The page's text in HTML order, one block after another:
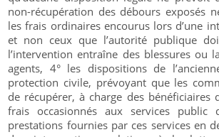
non-récupération des débours exposés
les frais ordinaires encourus lors d’une
et non ceux que l’autorité publique
l’intervention entraîne des blessures ou
agents, 4° les dispositions de
protection civile, prévoyant que les
de récupérer, à charge des bénéficiaires
frais occasionnés aux services public
prestations fournies par ces services en